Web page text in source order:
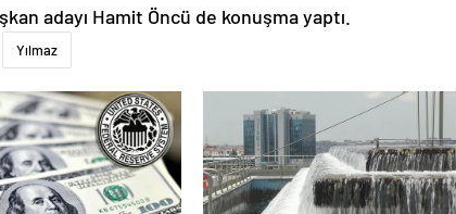
adayı Hamit Öncü de konuşma yaptı.
Yılmaz